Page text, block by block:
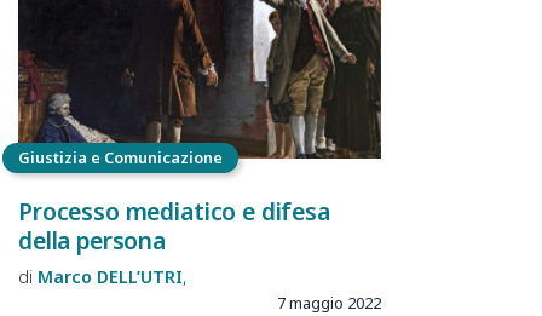
Giustizia e Comunicazione
Processo mediatico e difesa
della persona
Marco DELL’UTRI
7 maggio 2022